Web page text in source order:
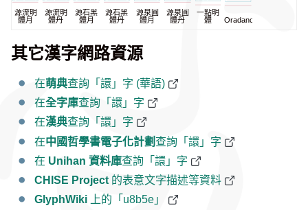
源流明
體月
源流明
體丹
源石黑
體月
源石黑
體丹
源泉圓
體月
源泉圓
體丹
一點明
體
Oradano
其它漢字網路資源
在萌典查詢「譞」字 (華語)
在全字庫查詢「譞」字
在漢典查詢「譞」字
在中國哲學書電子化計劃查詢「譞」字
在 Unihan 資料庫查詢「譞」字
CHISE Project 的表意文字描述等資料
GlyphWiki 上的「u8b5e」